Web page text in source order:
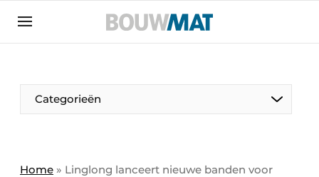
Aanmelden
Bedrijven
Bedrijven
Categorieën
Home » Linglong lanceert nieuwe banden voor